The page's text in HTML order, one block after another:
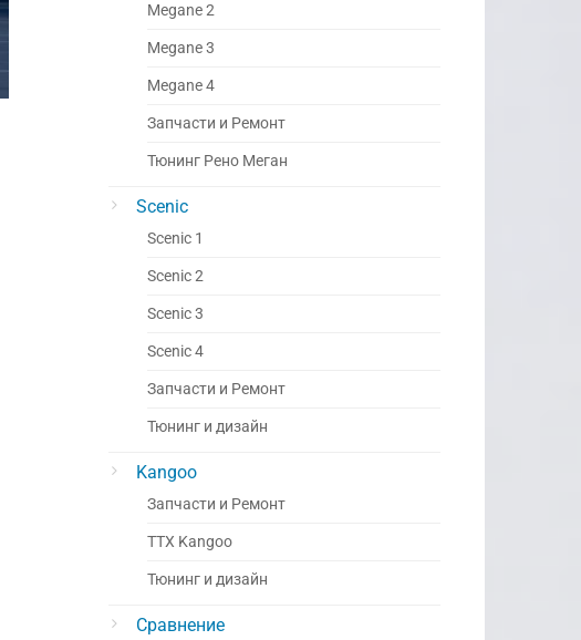
Megane 2
Megane 3
Megane 4
Запчасти и Ремонт
Тюнинг Рено Меган
Scenic
Scenic 1
Scenic 2
Scenic 3
Scenic 4
Запчасти и Ремонт
Тюнинг и дизайн
Kangoo
Запчасти и Ремонт
ТТХ Kangoo
Тюнинг и дизайн
Сравнение